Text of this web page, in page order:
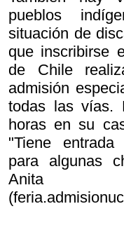
pueblos
situación de
que inscribirse
de Chile
admisión
todas las vías.
horas en su
"Tiene
para algunas